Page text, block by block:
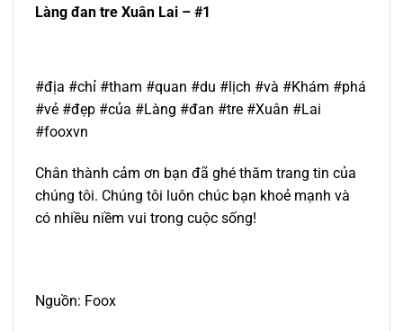
Làng đan tre Xuân Lai – #1
#địa #chỉ #tham #quan #du #lịch #và #Khám #phá
#vẻ #đẹp #của #Làng #đan #tre #Xuân #Lai
#fooxvn
Chân thành cảm ơn bạn đã ghé thăm trang tin của
chúng tôi. Chúng tôi luôn chúc bạn khoẻ mạnh và
có nhiều niềm vui trong cuộc sống!
Nguồn: Foox